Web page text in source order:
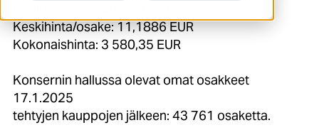
Keskihinta/osake: 11,1886 EUR
Kokonaishinta: 3 580,35 EUR
Konsernin hallussa olevat omat osakkeet
17.1.2025
tehtyjen kauppojen jälkeen: 43 761 osaketta.